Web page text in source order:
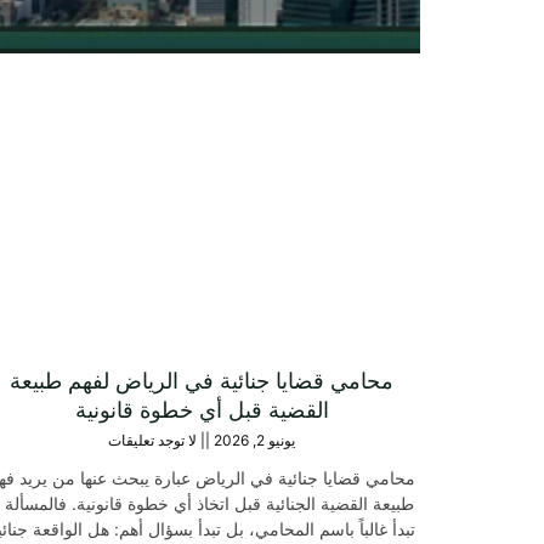
محامي قضايا جنائية في الرياض لفهم طبيعة
القضية قبل أي خطوة قانونية
يونيو 2, 2026 لا توجد تعليقات
محامي قضايا جنائية في الرياض عبارة يبحث عنها من يريد
طبيعة القضية الجنائية قبل اتخاذ أي خطوة قانونية. فالمسألة
تبدأ غالباً باسم المحامي، بل تبدأ بسؤال أهم: هل الواقعة